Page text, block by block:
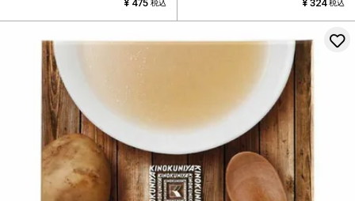
¥ 475 税込 ¥ 324 税込